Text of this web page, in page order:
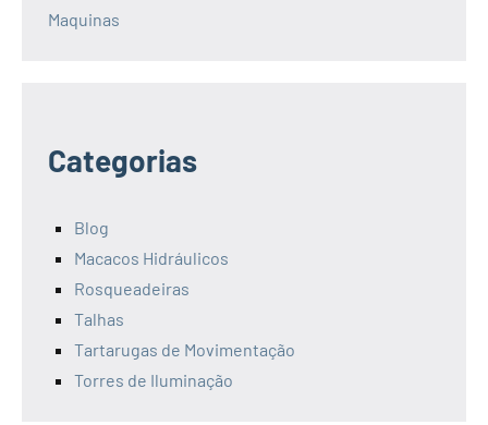
Maquinas
Categorias
Blog
Macacos Hidráulicos
Rosqueadeiras
Talhas
Tartarugas de Movimentação
Torres de Iluminação